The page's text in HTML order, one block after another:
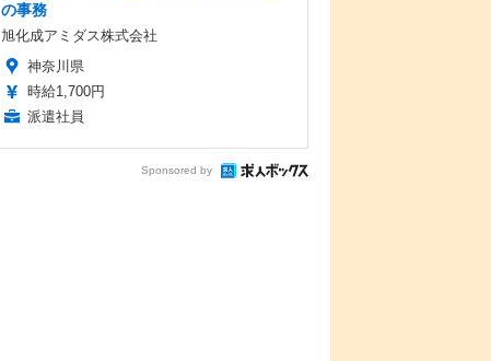
の事務
旭化成アミダス株式会社
神奈川県
時給1,700円
派遣社員
Sponsored by